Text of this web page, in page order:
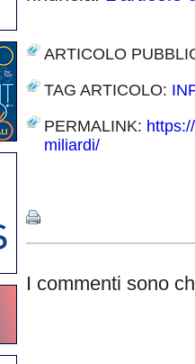
ARTICOLO
TAG ARTICOLO:
PERMALINK:
miliardi/
I commenti sono